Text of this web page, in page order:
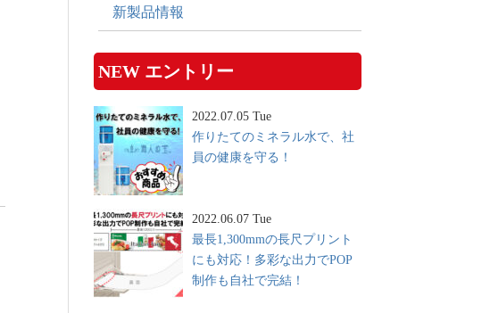
新製品情報
NEW エントリー
2022.07.05 Tue
作りたてのミネラル水で、社
員の健康を守る！
2022.06.07 Tue
最長1,300mmの長尺プリント
にも対応！多彩な出力でPOP
制作も自社で完結！